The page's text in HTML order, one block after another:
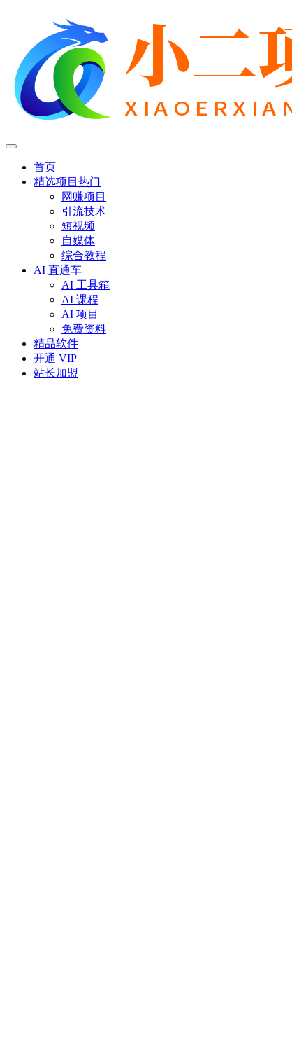
首页
精选项目 热门
网赚项目
引流技术
短视频
自媒体
综合教程
AI 直通车
AI 工具箱
AI 课程
AI 项目
免费资料
精品软件
开通 VIP
站长加盟